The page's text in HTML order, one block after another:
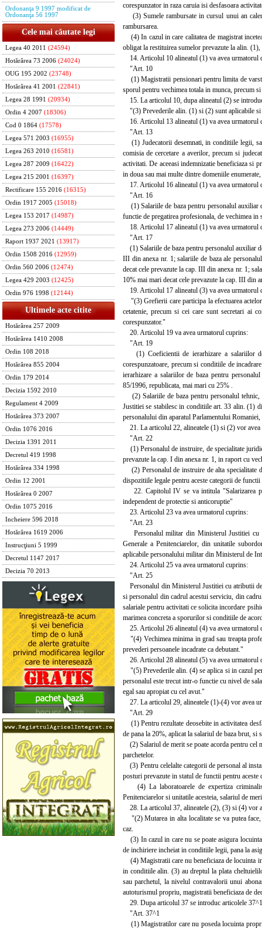
Ordonanţa 9 1997 modificat de
Ordonanţa 56 1997
Cele mai căutate legi
Legea 40 2011 (24594)
Hotărârea 73 2006 (24024)
OUG 195 2002 (23748)
Hotărârea 41 2001 (22841)
Legea 28 1991 (20934)
Ordin 4 2007 (18306)
Cod 0 1864 (17578)
Legea 571 2003 (16955)
Legea 263 2010 (16581)
Legea 287 2009 (16422)
Legea 215 2001 (16397)
Rectificare 155 2016 (16315)
Ordin 1917 2005 (15018)
Legea 153 2017 (14987)
Legea 273 2006 (14449)
Raport 1937 2021 (13917)
Ordin 1508 2016 (12959)
Ordin 560 2006 (12474)
Legea 429 2003 (12425)
Ordin 976 1998 (12144)
Ultimele acte citite
Hotărârea 257 2009
Hotărârea 1410 2008
Ordin 108 2018
Hotărârea 855 2004
Ordin 179 2014
Decizia 1592 2010
Regulament 4 2009
Hotărârea 373 2007
Ordin 1076 2016
Decizia 1391 2011
Decretul 419 1998
Hotărârea 334 1998
Ordin 12 2001
Hotărârea 0 2007
Ordin 1075 2016
Incheiere 596 2018
Hotărârea 1619 2006
Instrucţiuni 5 1999
Decretul 1147 2017
Decizia 70 2013
corespunzator in raza caruia isi desfasoara
(3) Sumele rambursate in cursul unui an
rambursarea.
(4) In cazul in care calitatea de magistrat
obligat la restituirea sumelor prevazute la alin.
14. Articolul 10 alineatul (1) va avea urmatorul
"Art. 10
(1) Magistratii pensionari pentru limita de
sporul pentru vechimea totala in munca, precum
15. La articolul 10, dupa alineatul (2) se
"(3) Prevederile alin. (1) si (2) sunt aplicabile si
16. Articolul 13 alineatul (1) va avea urmatorul
"Art. 13
(1) Judecatorii desemnati, in conditiile legii,
comisia de cercetare a averilor, precum si
activitati. De aceeasi indemnizatie beneficiaza si
in doua sau mai multe dintre domeniile
17. Articolul 16 alineatul (1) va avea urmatorul
"Art. 16
(1) Salariile de baza pentru personalul auxiliar
functie de pregatirea profesionala, de vechimea in
18. Articolul 17 alineatul (1) va avea urmatorul
"Art. 17
(1) Salariile de baza pentru personalul auxiliar
III din anexa nr. 1; salariile de baza ale
decat cele prevazute la cap. III din anexa nr. 1;
10% mai mari decat cele prevazute la cap. III din
19. Articolul 17 alineatul (3) va avea urmatorul
"(3) Grefierii care participa la efectuarea
cetatenie, precum si cei care sunt secretari ai
corespunzator."
20. Articolul 19 va avea urmatorul cuprins:
"Art. 19
(1) Coeficientii de ierarhizare a salariilor de
corespunzatoare, precum si conditiile de
ierarhizare a salariilor de baza pentru
85/1996, republicata, mai mari cu 25% .
(2) Salariile de baza pentru personalul tehnic,
Justitiei se stabilesc in conditiile art. 33 alin. (1)
personalului din aparatul Parlamentului
21. La articolul 22, alineatele (1) si (2) vor
"Art. 22
(1) Personalul de instruire, de specialitate
prevazute la cap. I din anexa nr. 1, in raport cu
(2) Personalul de instruire de alta specialitate
dispozitiile legale pentru aceste categorii de
22. Capitolul IV se va intitula "Salarizarea
independent de protectie si anticoruptie"
23. Articolul 23 va avea urmatorul cuprins:
"Art. 23
Personalul militar din Ministerul Justitiei cu
Generale a Penitenciarelor, din unitatile
aplicabile personalului militar din Ministerul de
24. Articolul 25 va avea urmatorul cuprins:
"Art. 25
Personalul din Ministerul Justitiei cu atributii
si personalul din cadrul acestui serviciu, din
salariale pentru activitati ce solicita incordare
marimea concreta a sporurilor si conditiile de
25. Articolul 26 alineatul (4) va avea urmatorul
"(4) Vechimea minima in grad sau treapta
prevederi persoanele incadrate ca debutant."
26. Articolul 28 alineatul (5) va avea urmatorul
"(5) Prevederile alin. (4) se aplica si in cazul
personalul este trecut intr-o functie cu nivel de
egal sau apropiat cu cel avut."
27. La articolul 29, alineatele (1)-(4) vor avea
"Art. 29
(1) Pentru rezultate deosebite in activitatea
de pana la 20%, aplicat la salariul de baza brut, si
(2) Salariul de merit se poate acorda pentru cel
parchetelor.
(3) Pentru celelalte categorii de personal al
posturi prevazute in statul de functii pentru aceste
(4) La laboratoarele de expertiza
Penitenciarelor si unitatile acesteia, salariul de
28. La articolul 37, alineatele (2), (3) si (4) vor
"(2) Mutarea in alta localitate se va putea
caz.
(3) In cazul in care nu se poate asigura
de inchiriere incheiat in conditiile legii, pana la
(4) Magistratii care nu beneficiaza de locuinta
in conditiile alin. (3) au dreptul la plata
sau parchetul, la nivelul contravalorii unui
autoturismul propriu, magistratii beneficiaza de
29. Dupa articolul 37 se introduc articolele
"Art. 37^1
(1) Magistratilor care nu poseda locuinta